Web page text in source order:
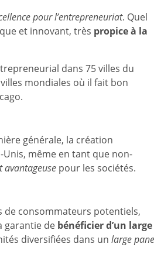
pour l’entrepreneuriat. Quel
et innovant, très propice à la
dans 75 villes du
mondiales où il fait bon
générale, la création
Unis, même en tant que non-
avantageuse pour les sociétés.
de consommateurs potentiels,
garantie de bénéficier d’un large
diversifiées dans un large